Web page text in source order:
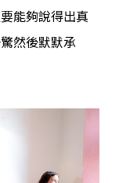
能夠說得出真
然後默默承